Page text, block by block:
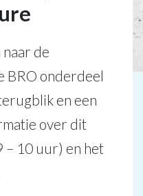
naar de
BRO onderdeel
en een
over dit
– 10 uur) en het